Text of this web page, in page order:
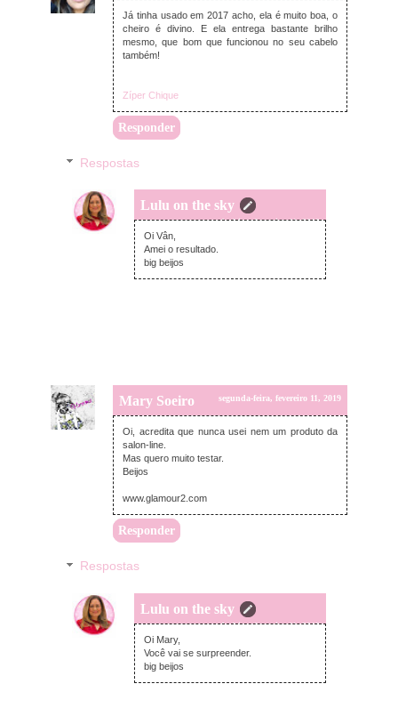
Já tinha usado em 2017 acho, ela é muito boa, o
cheiro é divino. E ela entrega bastante brilho
mesmo, que bom que funcionou no seu cabelo
também!
Zíper Chique
Responder
Respostas
Lulu on the sky
segunda-feira, fevereiro 11, 2019
Oi Vân,
Amei o resultado.
big beijos
Mary Soeiro segunda-feira, fevereiro 11, 2019
Oi, acredita que nunca usei nem um produto da
salon-line.
Mas quero muito testar.
Beijos
www.glamour2.com
Responder
Respostas
Lulu on the sky
segunda-feira, fevereiro 11, 2019
Oi Mary,
Você vai se surpreender.
big beijos